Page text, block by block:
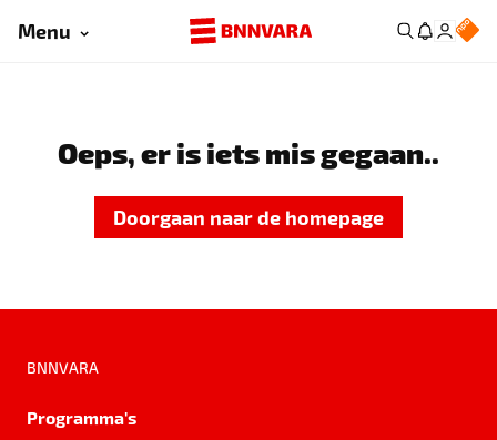
Menu
Oeps, er is iets mis gegaan..
Doorgaan naar de homepage
BNNVARA
Programma's